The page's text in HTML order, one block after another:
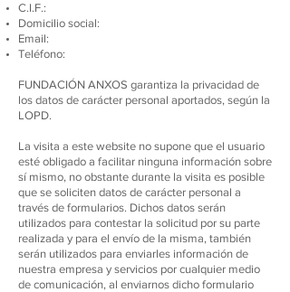
C.I.F.:
Domicilio social:
Email:
Teléfono:
FUNDACIÓN ANXOS garantiza la privacidad de
los datos de carácter personal aportados, según la
LOPD.
La visita a este website no supone que el usuario
esté obligado a facilitar ninguna información sobre
sí mismo, no obstante durante la visita es posible
que se soliciten datos de carácter personal a
través de formularios. Dichos datos serán
utilizados para contestar la solicitud por su parte
realizada y para el envío de la misma, también
serán utilizados para enviarles información de
nuestra empresa y servicios por cualquier medio
de comunicación, al enviarnos dicho formulario